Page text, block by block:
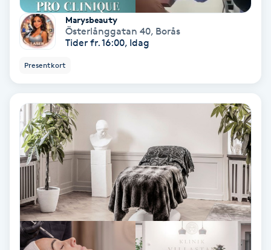
Klippning
Klippning & Slingor
Koppningsmassage
Kosmetisk tatuering
Kostrådgivning
Kroppsinpackning
Kroppspeeling
Marysbeauty
Österlånggatan 40, Borås
Tider fr. 16:00, Idag
Presentkort